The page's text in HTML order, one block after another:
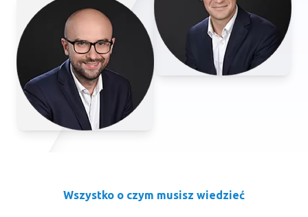
Wszystko o czym musisz wiedzieć